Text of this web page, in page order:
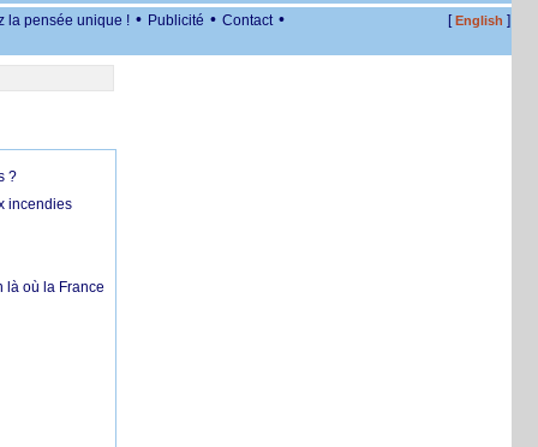
la pensée unique ! • Publicité • Contact • [English ]
?
incendies
là où la France